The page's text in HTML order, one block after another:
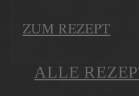
ZUM REZEPT
ALLE